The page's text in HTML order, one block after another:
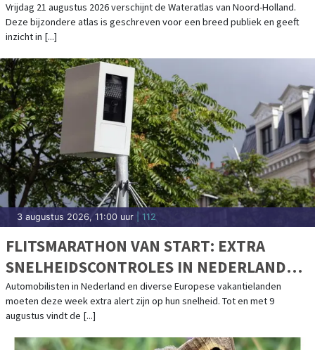
WATER
Vrijdag 21 augustus 2026 verschijnt de Wateratlas van Noord-Holland.
Deze bijzondere atlas is geschreven voor een breed publiek en geeft
inzicht in [...]
3 augustus 2026, 11:00 uur | 112
FLITSMARATHON VAN START: EXTRA
SNELHEIDSCONTROLES IN NEDERLAND
EN POPULAIRE VAKANTIELANDEN
Automobilisten in Nederland en diverse Europese vakantielanden
moeten deze week extra alert zijn op hun snelheid. Tot en met 9
augustus vindt de [...]